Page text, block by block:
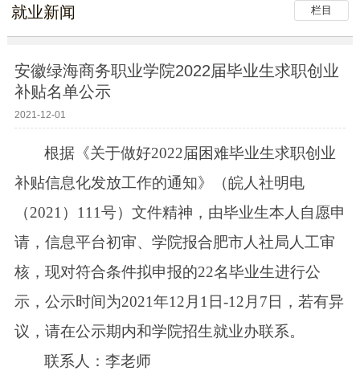
栏目
就业新闻
安徽绿海商务职业学院2022届毕业生求职创业
补贴名单公示
2021-12-01
根据《关于做好2022届困难毕业生求职创业
补贴信息化发放工作的通知》（皖人社明电
（2021）111号） 文件精神， 由毕业生本人 自愿申
请，信息平台初审、学院报合肥市人社局 人工审
核，现对符合条件拟申报的22名毕业生进行公
示，公示时间为2021年1 2 月 1 日-12月 7 日，若有异
议，请在公示期内和学院招生就业办联系。
联系人： 李老师